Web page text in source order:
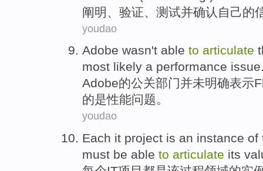
阐明
验证 测试并确认 自己的
youdao
Adobe wasn't able to articulate
most likely a performance issue
Adobe的公关部门并未明确表示
的是性能问题。
youdao
Each it project is an instance of
must be able to articulate its